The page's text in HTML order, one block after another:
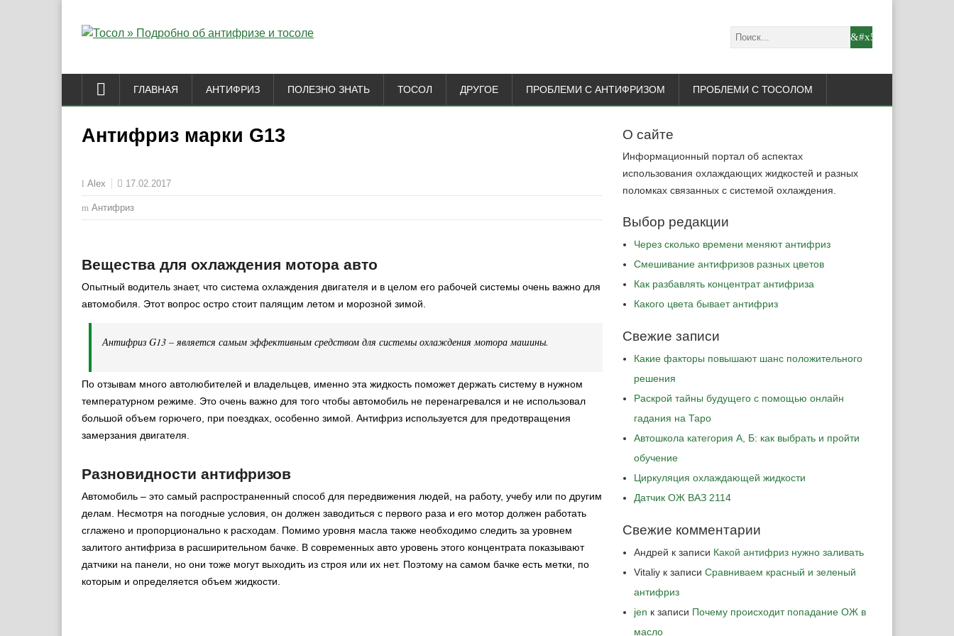
ГЛАВНАЯ АНТИФРИЗ ПОЛЕЗНО ЗНАТЬ ТОСОЛ ДРУГОЕ ПРОБЛЕМИ С АНТИФРИЗОМ ПРОБЛЕМИ С ТОСОЛОМ
Антифриз марки G13
Alex 17.02.2017
Антифриз
Вещества для охлаждения мотора авто
Опытный водитель знает, что система охлаждения двигателя и в целом его рабочей системы очень важно для
автомобиля. Этот вопрос остро стоит палящим летом и морозной зимой.
Антифриз G13 – является самым эффективным средством для системы охлаждения мотора машины.
По отзывам много автолюбителей и владельцев, именно эта жидкость поможет держать систему в нужном
температурном режиме. Это очень важно для того чтобы автомобиль не перенагревался и не использовал
большой объем горючего, при поездках, особенно зимой. Антифриз используется для предотвращения
замерзания двигателя.
Разновидности антифризов
Автомобиль – это самый распространенный способ для передвижения людей, на работу, учебу или по другим
делам. Несмотря на погодные условия, он должен заводиться с первого раза и его мотор должен работать
сглажено и пропорционально к расходам. Помимо уровня масла также необходимо следить за уровнем
залитого антифриза в расширительном бачке. В современных авто уровень этого концентрата показывают
датчики на панели, но они тоже могут выходить из строя или их нет. Поэтому на самом бачке есть метки, по
которым и определяется объем жидкости.
О сайте
Информационный портал об аспектах
использования охлаждающих жидкостей и разных
поломках связанных с системой охлаждения.
Выбор редакции
Через сколько времени меняют антифриз
Cмешивание антифризов разных цветов
Как разбавлять концентрат антифриза
Какого цвета бывает антифриз
Свежие записи
Какие факторы повышают шанс положительного
решения
Раскрой тайны будущего с помощью онлайн
гадания на Таро
Автошкола категория А, Б: как выбрать и пройти
обучение
Циркуляция охлаждающей жидкости
Датчик ОЖ ВАЗ 2114
Свежие комментарии
Андрей к записи Какой антифриз нужно заливать
Vitaliy к записи Сравниваем красный и зеленый
антифриз
jen к записи Почему происходит попадание ОЖ в
масло